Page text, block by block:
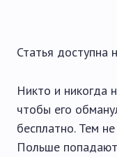
Статья доступна
Никто и никогда
чтобы его
бесплатно. Тем
Польше